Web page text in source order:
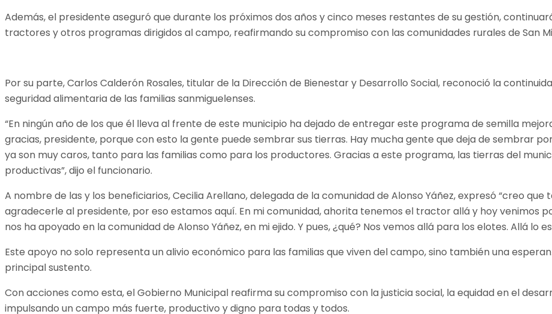
Además, el presidente aseguró que durante los próximos dos años y cinco meses restantes de su gestión,
tractores y otros programas dirigidos al campo, reafirmando su compromiso con las comunidades rurales de San
Por su parte, Carlos Calderón Rosales, titular de la Dirección de Bienestar y Desarrollo Social, reconoció la
seguridad alimentaria de las familias sanmiguelenses.
“En ningún año de los que él lleva al frente de este municipio ha dejado de entregar este programa de semilla
gracias, presidente, porque con esto la gente puede sembrar sus tierras. Hay mucha gente que deja de sembrar
ya son muy caros, tanto para las familias como para los productores. Gracias a este programa, las tierras del
productivas”, dijo el funcionario.
A nombre de las y los beneficiarios, Cecilia Arellano, delegada de la comunidad de Alonso Yáñez, expresó “creo
agradecerle al presidente, por eso estamos aquí. En mi comunidad, ahorita tenemos el tractor allá y hoy venimos
nos ha apoyado en la comunidad de Alonso Yáñez, en mi ejido. Y pues, ¿qué? Nos vemos allá para los elotes. Allá lo
Este apoyo no solo representa un alivio económico para las familias que viven del campo, sino también una
principal sustento.
Con acciones como esta, el Gobierno Municipal reafirma su compromiso con la justicia social, la equidad en el
impulsando un campo más fuerte, productivo y digno para todas y todos.